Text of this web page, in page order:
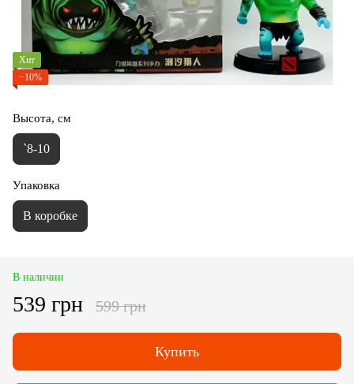
Хит
−10%
Высота, см
`8-10
Упаковка
В коробке
В наличии
539 грн 599 грн
Купить